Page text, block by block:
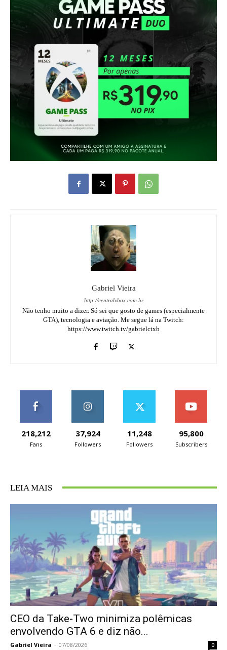
Gabriel Vieira
http://centralxbox.com.br
Não tenho muito a dizer. Só sei que gosto de games (especialmente
GTA), tecnologia e aviação. Me segue lá na Twitch:
https://www.twitch.tv/gabrielctxb
218,212
Fans
37,924
Followers
11,248
Followers
95,800
Subscribers
LEIA MAIS
CEO da Take-Two minimiza polêmicas
envolvendo GTA 6 e diz não...
Gabriel Vieira - 07/08/2026 0